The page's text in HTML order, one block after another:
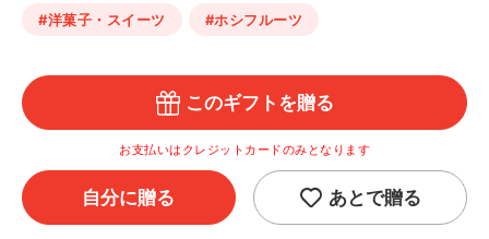
#洋菓子・スイーツ #ホシフルーツ
このギフトを贈る
お支払いはクレジットカードのみとなります
自分に贈る あとで贈る